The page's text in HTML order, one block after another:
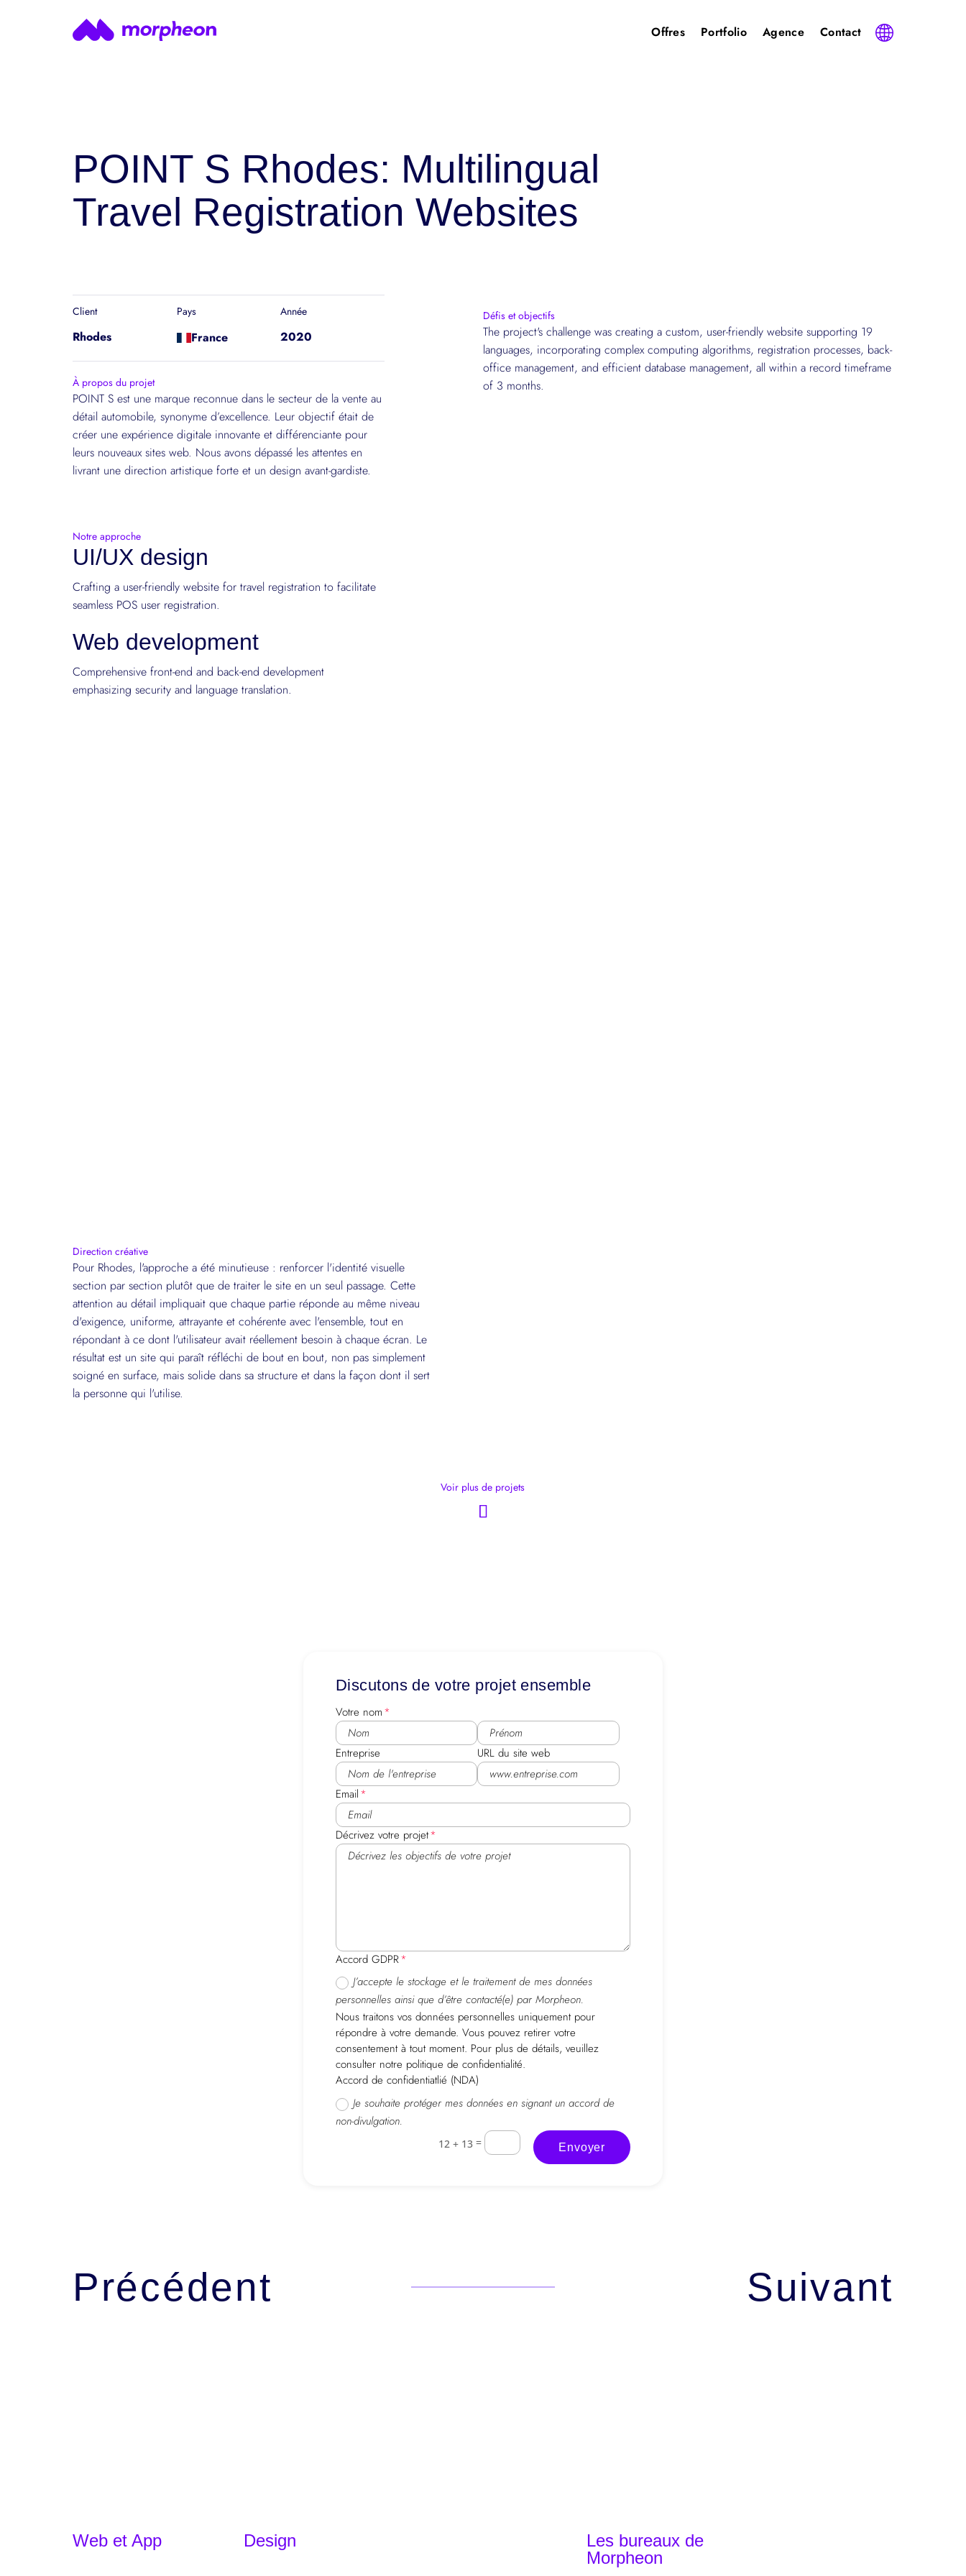
Offres Portfolio Agence Contact
POINT S Rhodes: Multilingual
Travel Registration Websites
Client
Rhodes
Pays
France
Année
2020
À propos du projet
POINT S est une marque reconnue dans le secteur de la vente au
détail automobile, synonyme d’excellence. Leur objectif était de
créer une expérience digitale innovante et différenciante pour
leurs nouveaux sites web. Nous avons dépassé les attentes en
livrant une direction artistique forte et un design avant-gardiste.
Défis et objectifs
The project's challenge was creating a custom, user-friendly website supporting 19
languages, incorporating complex computing algorithms, registration processes, back-
office management, and efficient database management, all within a record timeframe
of 3 months.
Notre approche
UI/UX design
Crafting a user-friendly website for travel registration to facilitate
seamless POS user registration.
Web development
Comprehensive front-end and back-end development
emphasizing security and language translation.
Direction créative
Pour Rhodes, l'approche a été minutieuse : renforcer l'identité visuelle
section par section plutôt que de traiter le site en un seul passage. Cette
attention au détail impliquait que chaque partie réponde au même niveau
d'exigence, uniforme, attrayante et cohérente avec l'ensemble, tout en
répondant à ce dont l'utilisateur avait réellement besoin à chaque écran. Le
résultat est un site qui paraît réfléchi de bout en bout, non pas simplement
soigné en surface, mais solide dans sa structure et dans la façon dont il sert
la personne qui l'utilise.
Voir plus de projets
Discutons de votre projet ensemble
Votre nom
Entreprise URL du site web
Email
Décrivez votre projet
Accord GDPR
J’accepte le stockage et le traitement de mes données
personnelles ainsi que d’être contacté(e) par Morpheon.
Nous traitons vos données personnelles uniquement pour
répondre à votre demande. Vous pouvez retirer votre
consentement à tout moment. Pour plus de détails, veuillez
consulter notre politique de confidentialité.
Accord de confidentiatlié (NDA)
Je souhaite protéger mes données en signant un accord de
non-divulgation.
12 + 13 = Envoyer
Précédent Suivant
Web et App Design
Les bureaux de
Morpheon